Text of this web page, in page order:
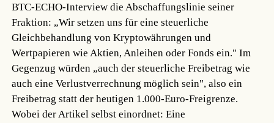
BTC-ECHO-Interview die Abschaffungslinie seiner
Fraktion: „Wir setzen uns für eine steuerliche
Gleichbehandlung von Kryptowährungen und
Wertpapieren wie Aktien, Anleihen oder Fonds ein." Im
Gegenzug würden „auch der steuerliche Freibetrag wie
auch eine Verlustverrechnung möglich sein", also ein
Freibetrag statt der heutigen 1.000-Euro-Freigrenze.
Wobei der Artikel selbst einordnet: Eine